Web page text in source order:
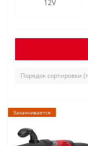
12V
Заканчивается